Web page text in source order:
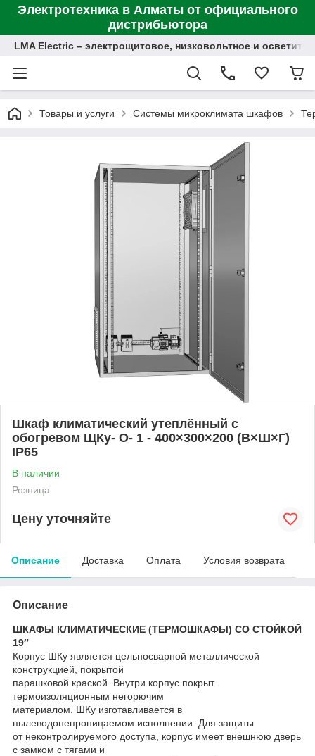
Электротехника в Алматы от официального
дистрибьютора
LMA Electric – электрощитовое, низковольтное и
Товары и услуги Системы микроклимата шкафов
Шкаф климатический утеплённый с
обогревом ЩКу- О- 1 - 400×300×200 (В×Ш×Г)
IP65
В наличии
Розница
Цену уточняйте
Описание Доставка Оплата Условия возврата
Описание
ШКАФЫ КЛИМАТИЧЕСКИЕ (ТЕРМОШКАФЫ) СО СТОЙКОЙ
19″
Корпус ШКу является цельносварной металлической
конструкцией, покрытой
парашковой краской. Внутри корпус покрыт
термоизоляционным негорючим
материалом. ШКу изготавливается в
пылеводонепроницаемом исполнении. Для защиты
от неконтролируемого доступа, корпус имеет внешнюю дверь
с замком с тягами и